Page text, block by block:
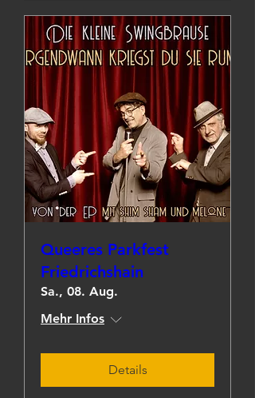
Queeres Parkfest
Friedrichshain
Sa., 08. Aug.
Mehr Infos
Details